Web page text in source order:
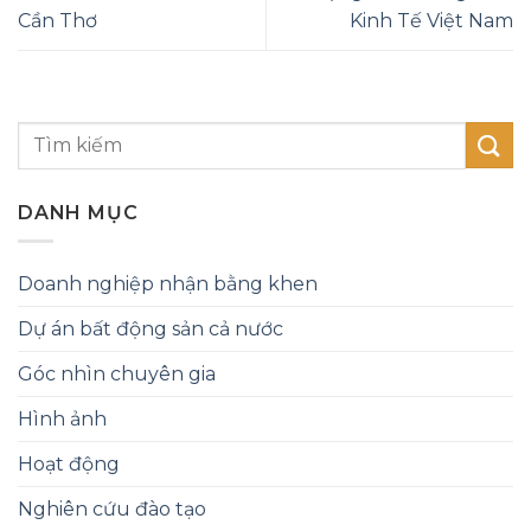
Cần Thơ
Kinh Tế Việt Nam
DANH MỤC
Doanh nghiệp nhận bằng khen
Dự án bất động sản cả nước
Góc nhìn chuyên gia
Hình ảnh
Hoạt động
Nghiên cứu đào tạo